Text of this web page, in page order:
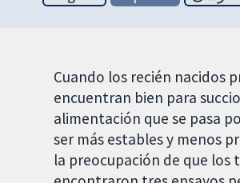
Cuando los recién nacidos
encuentran bien para
alimentación que se pasa
ser más estables y menos
la preocupación de que los